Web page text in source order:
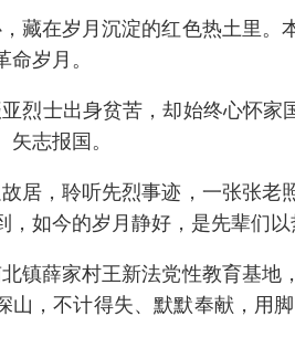
藏在岁月沉淀的红色热土里。
命岁月。
亚烈士出身贫苦，却始终心怀家
矢志报国。
居，聆听先烈事迹，一张张老
，如今的岁月静好，是先辈们
镇薛家村王新法党性教育基
山，不计得失、默默奉献，用